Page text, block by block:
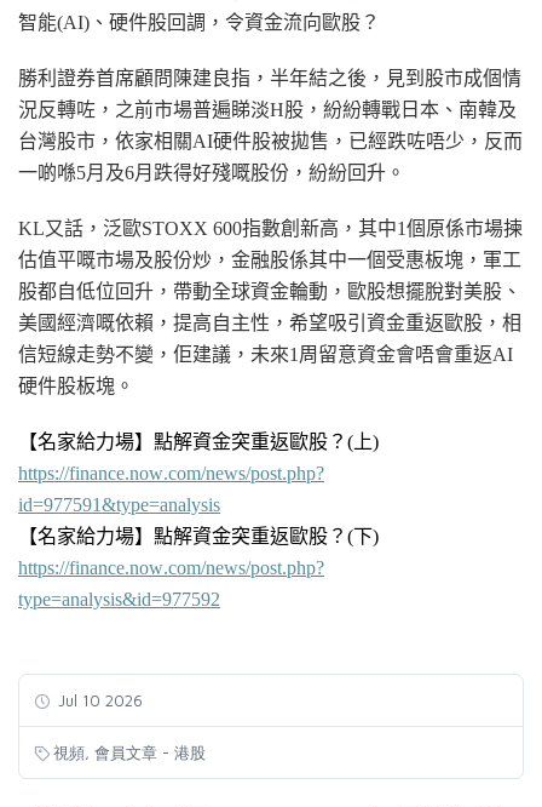
智能(AI)、 硬件股回調，令資金流向歐股？
勝利證券首席顧問陳建良指，半年結之後，見到股市成個情
況反轉咗，之前市場普遍睇淡H股，紛紛轉戰日本、南韓及
台灣股市，依家相關AI硬件股被拋售，已經跌咗唔少，反而
一啲喺5月及6月跌得好殘嘅股份，紛紛回升。
KL又話，泛歐STOXX 600指數創新高，其中1個原係市場揀
估值平嘅市場及股份炒，金融股係其中一個受惠板塊，軍工
股都自低位回升，帶動全球資金輪動，歐股想擺脫對美股、
美國經濟嘅依賴，提高自主性，希望吸引資金重返歐股，相
信短線走勢不變，佢建議，未來1周留意資金會唔會重返AI
硬件股板塊。
【名家給力場】點解資金突重返歐股？ (上)
https://finance.now.com/news/post.php?
id=977591&type=analysis
【名家給力場】點解資金突重返歐股？(下)
https://finance.now.com/news/post.php?
type=analysis&id=977592
Jul 10 2026
視頻 會員文章 - 港股